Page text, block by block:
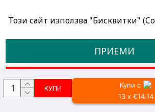
КУПИ
Купи с
13 x €14.14
Прочетох и съм съгласен сОбщи условия
Всички права запазени © 2024,
Този сайт използва "Бисквитки"
ПРИЕМИ
ОТКАЖИ